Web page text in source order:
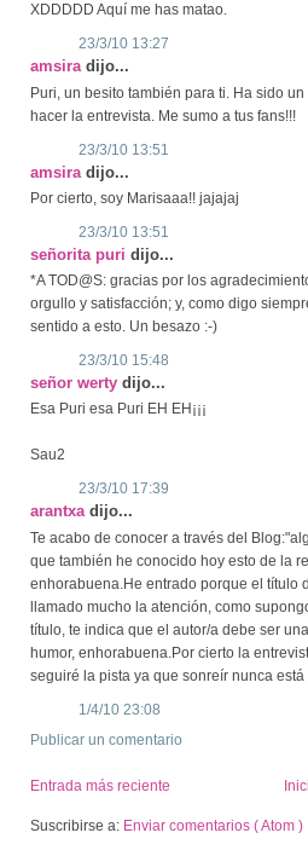
XDDDDD Aquí me has matao.
23/3/10 13:27
amsira dijo...
Puri, un besito también para ti. Ha sido
hacer la entrevista. Me sumo a tus fans!!!
23/3/10 13:51
amsira dijo...
Por cierto, soy Marisaaa!! jajajaj
23/3/10 13:51
señorita puri dijo...
*A TOD@S: gracias por los
orgullo y satisfacción; y, como digo
sentido a esto. Un besazo :-)
23/3/10 15:48
señor werty dijo...
Esa Puri esa Puri EH EH¡¡¡
Sau2
23/3/10 17:39
arantxa dijo...
Te acabo de conocer a través del
que también he conocido hoy esto de la
enhorabuena.He entrado porque el título
llamado mucho la atención, como
título, te indica que el autor/a debe ser
humor, enhorabuena.Por cierto la
seguiré la pista ya que sonreír nunca
1/4/10 23:08
Publicar un comentario
Entrada más reciente
Suscribirse a: Enviar comentarios ( Atom )